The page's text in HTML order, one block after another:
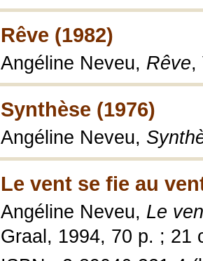
Rêve (1982)
Angéline Neveu, Rêve,
Synthèse (1976)
Angéline Neveu,
Le vent se fie au
Angéline Neveu, Le
Graal, 1994, 70 p. ; 21